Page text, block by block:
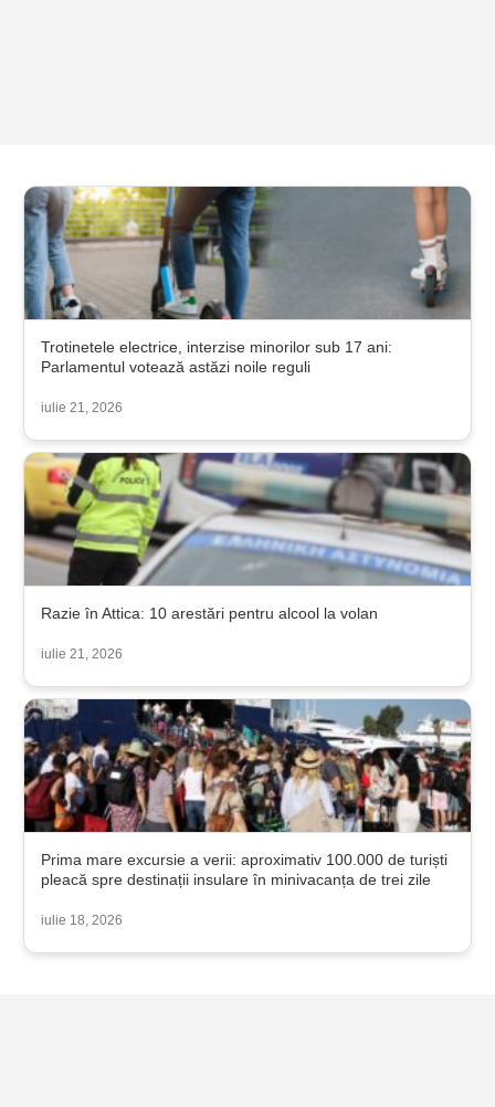
Trotinetele electrice, interzise minorilor sub 17 ani:
Parlamentul votează astăzi noile reguli
iulie 21, 2026
Razie în Attica: 10 arestări pentru alcool la volan
iulie 21, 2026
Prima mare excursie a verii: aproximativ 100.000 de turiști
pleacă spre destinații insulare în minivacanța de trei zile
iulie 18, 2026